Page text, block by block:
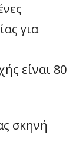
για
είναι 80
σκηνή